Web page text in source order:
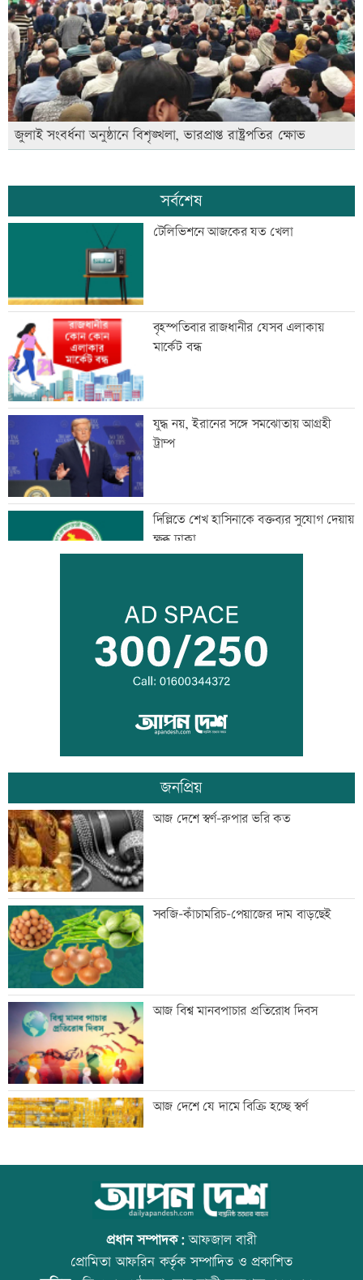
জুলাই সংবর্ধনা অনুষ্ঠানে বিশৃঙ্খলা, ভারপ্রাপ্ত রাষ্ট্রপতির ক্ষোভ
সর্বশেষ
টেলিভিশনে আজকের যত খেলা
বৃহস্পতিবার রাজধানীর যেসব এলাকায়
মার্কেট বন্ধ
যুদ্ধ নয়, ইরানের সঙ্গে সমঝোতায় আগ্রহী
ট্রাম্প
দিল্লিতে শেখ হাসিনাকে বক্তব্যর সুযোগ দেয়ায়
ক্ষুব্ধ ঢাকা
আজ দেশে স্বর্ণের দাম বাড়ল নাকি কমল
হৃদয় ঝড়ে এলপিএলের ফাইনালে জাফনা
বিশ্বজুড়ে হঠাৎ বন্ধ হাজারো হোয়াটসঅ্যাপ
অ্যাকাউন্ট
সাবেক এমপি আখতারুজ্জামান গ্রেফতার
ফ্যাসিবাদের পুনরুত্থান রোধে জাতীয় ঐক্য দৃঢ়
করতে হবে: মাহদী আমিন
মাগুরায় সাকিব আল হাসানের বাড়িতে হামলা
জুলাই সনদ নিয়ে উত্তাল কুড়িগ্রামের রাজপথ
জনপ্রিয়
আজ দেশে স্বর্ণ-রুপার ভরি কত
সবজি-কাঁচামরিচ-পেয়াজের দাম বাড়ছেই
আজ বিশ্ব মানবপাচার প্রতিরোধ দিবস
আজ দেশে যে দামে বিক্রি হচ্ছে স্বর্ণ
আজ বিশ্ব বন্ধু দিবস
প্রধান সম্পাদক:আফজাল বারী
প্রোমিতা আফরিন কর্তৃক সম্পাদিত ও প্রকাশিত